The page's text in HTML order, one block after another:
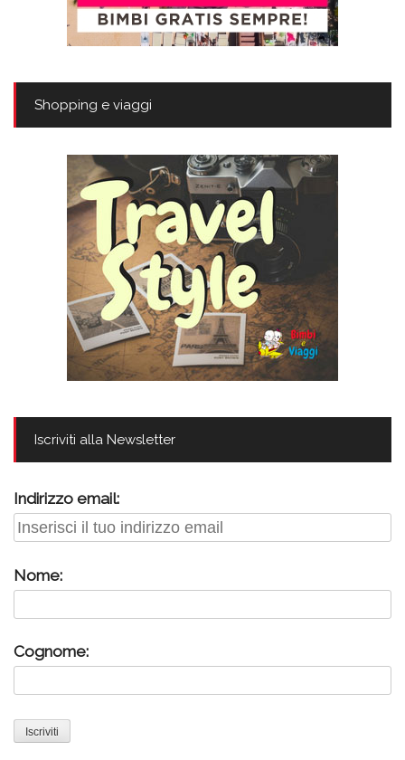
Shopping e viaggi
Iscriviti alla Newsletter
Indirizzo email:
Nome:
Cognome: